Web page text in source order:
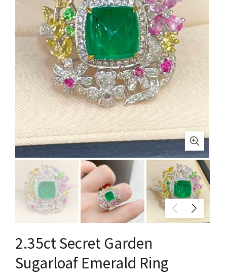
2.35ct Secret Garden
Sugarloaf Emerald Ring